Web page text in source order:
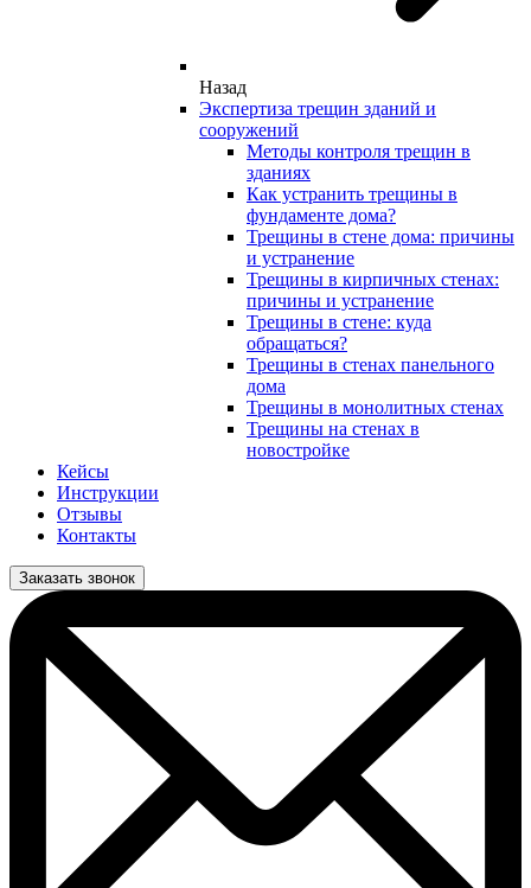
Назад
Экспертиза трещин зданий и
сооружений
Методы контроля трещин в
зданиях
Как устранить трещины в
фундаменте дома?
Трещины в стене дома: причины
и устранение
Трещины в кирпичных стенах:
причины и устранение
Трещины в стене: куда
обращаться?
Трещины в стенах панельного
дома
Трещины в монолитных стенах
Трещины на стенах в
новостройке
Кейсы
Инструкции
Отзывы
Контакты
Заказать звонок